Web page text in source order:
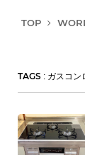
TOP
TAGS : ガスコン